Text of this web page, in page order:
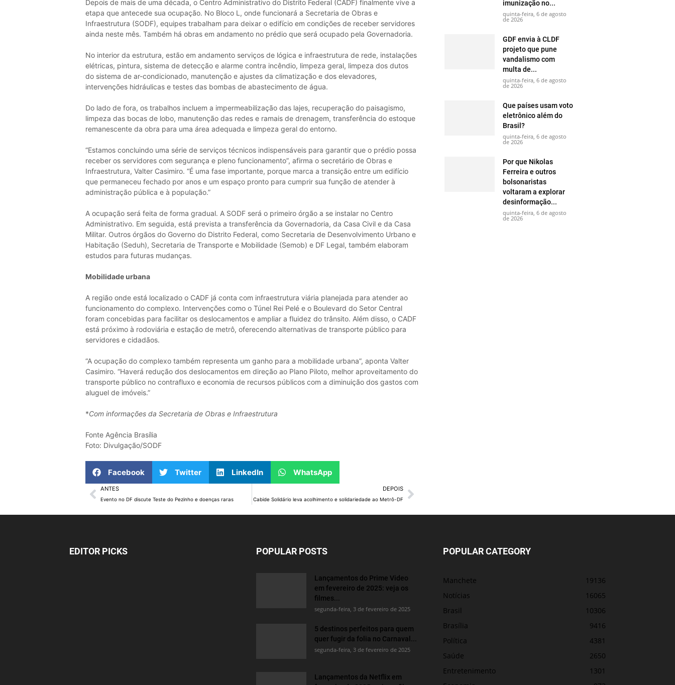
imunização no...
quinta-feira, 6 de agosto
de 2026
GDF envia à CLDF
projeto que pune
vandalismo com
multa de...
quinta-feira, 6 de agosto
de 2026
Que países usam voto
eletrônico além do
Brasil?
quinta-feira, 6 de agosto
de 2026
Por que Nikolas
Ferreira e outros
bolsonaristas
voltaram a explorar
desinformação...
quinta-feira, 6 de agosto
de 2026
Depois de mais de uma década, o Centro Administrativo do Distrito Federal (CADF) finalmente vive a
etapa que antecede sua ocupação. No Bloco L, onde funcionará a Secretaria de Obras e
Infraestrutura (SODF), equipes trabalham para deixar o edifício em condições de receber servidores
ainda neste mês. Também há obras em andamento no prédio que será ocupado pela Governadoria.
No interior da estrutura, estão em andamento serviços de lógica e infraestrutura de rede, instalações
elétricas, pintura, sistema de detecção e alarme contra incêndio, limpeza geral, limpeza dos dutos
do sistema de ar-condicionado, manutenção e ajustes da climatização e dos elevadores,
intervenções hidráulicas e testes das bombas de abastecimento de água.
Do lado de fora, os trabalhos incluem a impermeabilização das lajes, recuperação do paisagismo,
limpeza das bocas de lobo, manutenção das redes e ramais de drenagem, transferência do estoque
remanescente da obra para uma área adequada e limpeza geral do entorno.
“Estamos concluindo uma série de serviços técnicos indispensáveis para garantir que o prédio possa
receber os servidores com segurança e pleno funcionamento”, afirma o secretário de Obras e
Infraestrutura, Valter Casimiro. “É uma fase importante, porque marca a transição entre um edifício
que permaneceu fechado por anos e um espaço pronto para cumprir sua função de atender à
administração pública e à população.”
A ocupação será feita de forma gradual. A SODF será o primeiro órgão a se instalar no Centro
Administrativo. Em seguida, está prevista a transferência da Governadoria, da Casa Civil e da Casa
Militar. Outros órgãos do Governo do Distrito Federal, como Secretaria de Desenvolvimento Urbano e
Habitação (Seduh), Secretaria de Transporte e Mobilidade (Semob) e DF Legal, também elaboram
estudos para futuras mudanças.
Mobilidade urbana
A região onde está localizado o CADF já conta com infraestrutura viária planejada para atender ao
funcionamento do complexo. Intervenções como o Túnel Rei Pelé e o Boulevard do Setor Central
foram concebidas para facilitar os deslocamentos e ampliar a fluidez do trânsito. Além disso, o CADF
está próximo à rodoviária e estação de metrô, oferecendo alternativas de transporte público para
servidores e cidadãos.
“A ocupação do complexo também representa um ganho para a mobilidade urbana”, aponta Valter
Casimiro. “Haverá redução dos deslocamentos em direção ao Plano Piloto, melhor aproveitamento do
transporte público no contrafluxo e economia de recursos públicos com a diminuição dos gastos com
aluguel de imóveis.”
*Com informações da Secretaria de Obras e Infraestrutura
Fonte Agência Brasília
Foto: Divulgação/SODF
Facebook Twitter LinkedIn WhatsApp
ANTES
Evento no DF discute Teste do Pezinho e doenças raras
DEPOIS
Cabide Solidário leva acolhimento e solidariedade ao Metrô-DF
EDITOR PICKS POPULAR POSTS
Lançamentos do Prime Video
em fevereiro de 2025: veja os
filmes...
segunda-feira, 3 de fevereiro de 2025
5 destinos perfeitos para quem
quer fugir da folia no Carnaval...
segunda-feira, 3 de fevereiro de 2025
Lançamentos da Netflix em
POPULAR CATEGORY
Manchete
19136
Notícias
16065
Brasil
10306
Brasília
9416
Política
4381
Saúde
2650
Entretenimento
1301